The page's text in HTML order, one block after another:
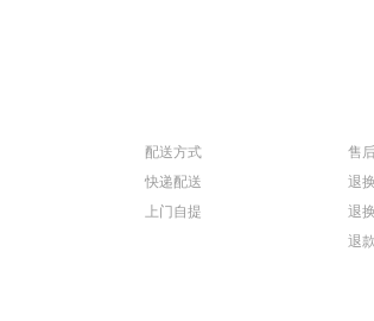
配送方式
快递配送
上门自提
售
退
退
退